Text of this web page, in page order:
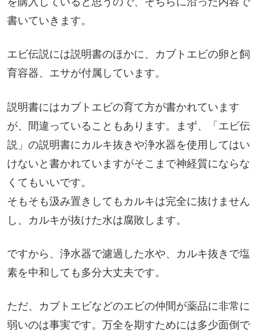
書いていきます。
エビ伝説には説明書のほかに、カブトエビの卵と飼
育容器、エサが付属しています。
説明書にはカブトエビの育て方が書かれています
が、間違っていることもあります。まず、「エビ伝
説」の説明書にカルキ抜きや浄水器を使用してはい
けないと書かれていますがそこまで神経質にならな
くてもいいです。
そもそも汲み置きしてもカルキは完全に抜けません
し、カルキが抜けた水は腐敗します。
ですから、浄水器で濾過した水や、カルキ抜きで塩
素を中和しても多分大丈夫です。
ただ、カブトエビなどのエビの仲間が薬品に非常に
弱いのは事実です。万全を期すためには多少面倒で